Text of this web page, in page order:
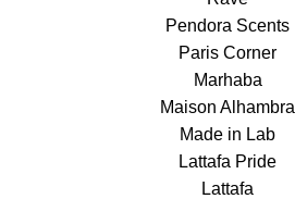
Pendora Scents
Paris Corner
Marhaba
Maison Alhambra
Made in Lab
Lattafa Pride
Lattafa